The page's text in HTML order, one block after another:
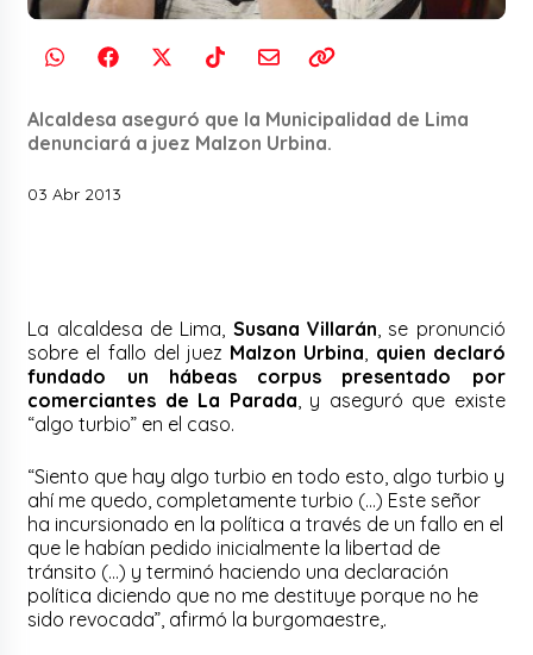
Alcaldesa aseguró que la Municipalidad de Lima
denunciará a juez Malzon Urbina.
03 Abr 2013
La alcaldesa de Lima, Susana Villarán, se pronunció
sobre el fallo del juez Malzon Urbina, quien declaró
fundado un hábeas corpus presentado por
comerciantes de La Parada, y aseguró que existe
“algo turbio” en el caso.
“Siento que hay algo turbio en todo esto, algo turbio y
ahí me quedo, completamente turbio (…) Este señor
ha incursionado en la política a través de un fallo en el
que le habían pedido inicialmente la libertad de
tránsito (…) y terminó haciendo una declaración
política diciendo que no me destituye porque no he
sido revocada”, afirmó la burgomaestre,.